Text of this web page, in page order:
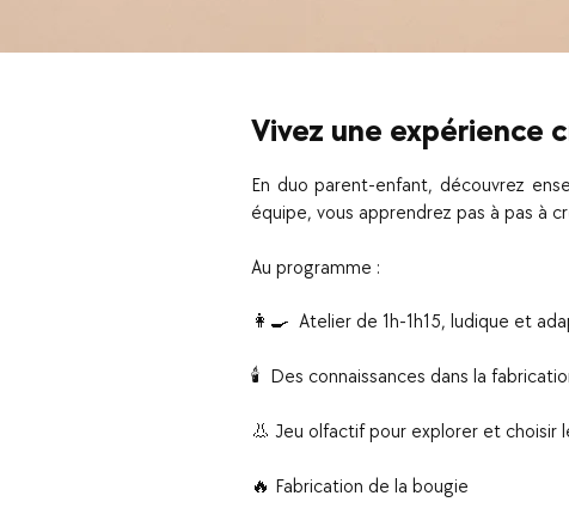
Vivez une expérience
En duo parent-enfant, découvrez
équipe, vous apprendrez pas à pas à
Au programme :
👩‍🍳 Atelier de 1h-1h15, ludique et
🕯 Des connaissances dans la
👃 Jeu olfactif pour explorer et choisir
🔥 Fabrication de la bougie